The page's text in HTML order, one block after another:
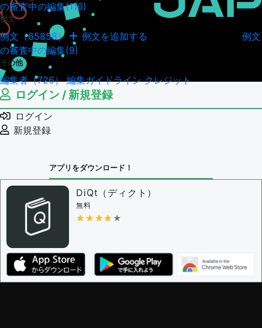
の審査中の編集(116)
例文
例文（65858） 例文を追加する
例文
の審査中の編集(9)
その他
編集者（726）編集ガイドラインクレジット
ログイン / 新規登録
ログイン
新規登録
アプリをダウンロード！
DiQt（ディクト）
無料
★★★★★
★★★★★